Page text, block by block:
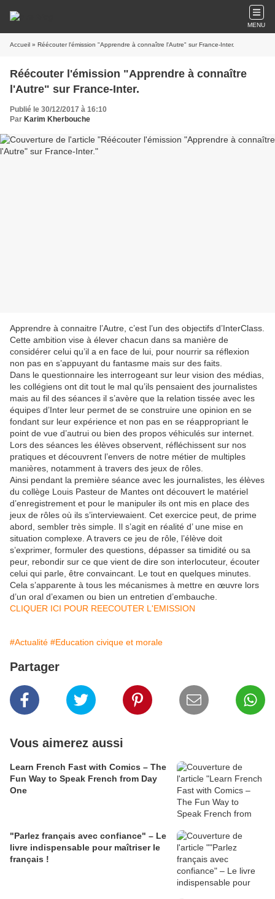
MENU
Accueil » Réécouter l'émission "Apprendre à connaître l'Autre" sur France-Inter.
Réécouter l'émission "Apprendre à connaître
l'Autre" sur France-Inter.
Publié le 30/12/2017 à 16:10
Par Karim Kherbouche
Apprendre à connaitre l’Autre, c’est l’un des objectifs d’InterClass.
Cette ambition vise à élever chacun dans sa manière de
considérer celui qu’il a en face de lui, pour nourrir sa réflexion
non pas en s’appuyant du fantasme mais sur des faits.
Dans le questionnaire les interrogeant sur leur vision des médias,
les collégiens ont dit tout le mal qu’ils pensaient des journalistes
mais au fil des séances il s’avère que la relation tissée avec les
équipes d’Inter leur permet de se construire une opinion en se
fondant sur leur expérience et non pas en se réappropriant le
point de vue d’autrui ou bien des propos véhiculés sur internet.
Lors des séances les élèves observent, réfléchissent sur nos
pratiques et découvrent l’envers de notre métier de multiples
manières, notamment à travers des jeux de rôles.
Ainsi pendant la première séance avec les journalistes, les élèves
du collège Louis Pasteur de Mantes ont découvert le matériel
d’enregistrement et pour le manipuler ils ont mis en place des
jeux de rôles où ils s’interviewaient. Cet exercice peut, de prime
abord, sembler très simple. Il s’agit en réalité d’ une mise en
situation complexe. A travers ce jeu de rôle, l’élève doit
s’exprimer, formuler des questions, dépasser sa timidité ou sa
peur, rebondir sur ce que vient de dire son interlocuteur, écouter
celui qui parle, être convaincant. Le tout en quelques minutes.
Cela s’apparente à tous les mécanismes à mettre en œuvre lors
d’un oral d’examen ou bien un entretien d’embauche.
CLIQUER ICI POUR REECOUTER L'EMISSION
#Actualité #Education civique et morale
Partager
Vous aimerez aussi
Learn French Fast with Comics – The
Fun Way to Speak French from Day
One
"Parlez français avec confiance" – Le
livre indispensable pour maîtriser le
français !